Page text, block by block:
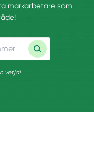
markarbetare som
vetja!